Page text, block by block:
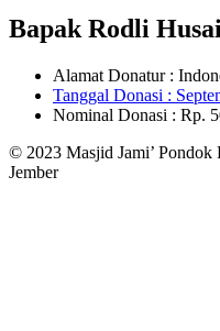
Bapak Rodli
Alamat Donatur :
Tanggal Donasi :
Nominal Donasi : Rp.
© 2023 Masjid Jami’
Jember